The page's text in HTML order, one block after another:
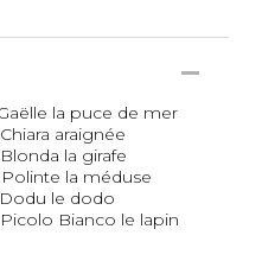
la puce de mer
araignée
la girafe
la méduse
le dodo
Bianco le lapin